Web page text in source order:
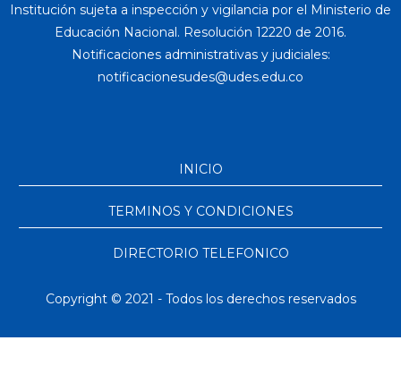
Institución sujeta a inspección y vigilancia por el Ministerio de
Educación Nacional. Resolución 12220 de 2016.
Notificaciones administrativas y judiciales:
INICIO
TERMINOS Y CONDICIONES
DIRECTORIO TELEFONICO
Copyright © 2021 - Todos los derechos reservados